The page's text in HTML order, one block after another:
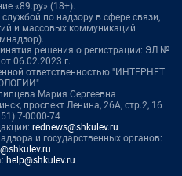
«89.ру» (18+).
по надзору в сфере связи,
и массовых коммуникаций
решения о регистрации: ЭЛ №
06.02.2023 г.
ответственностью "ИНТЕРНЕТ
Мария Сергеевна
проспект Ленина, 26А, стр.2, 16
7-0000-74
rednews@shkulev.ru
и государственных органов:
help@shkulev.ru